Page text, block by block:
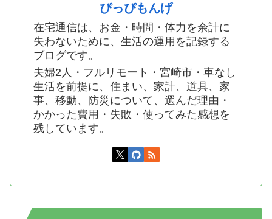
ぴっぴもんげ
在宅通信は、お金・時間・体力を余計に
失わないために、生活の運用を記録する
ブログです。
夫婦2人・フルリモート・宮崎市・車なし
生活を前提に、住まい、家計、道具、家
事、移動、防災について、選んだ理由・
かかった費用・失敗・使ってみた感想を
残しています。